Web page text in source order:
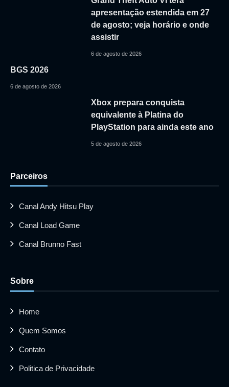
apresentação estendida em 27
de agosto; veja horário e onde
assistir
6 de agosto de 2026
BGS 2026
6 de agosto de 2026
Xbox prepara conquista
equivalente à Platina do
PlayStation para ainda este ano
5 de agosto de 2026
Parceiros
Canal Andy Hitsu Play
Canal Load Game
Canal Brunno Fast
Sobre
Home
Quem Somos
Contato
Politica de Privacidade